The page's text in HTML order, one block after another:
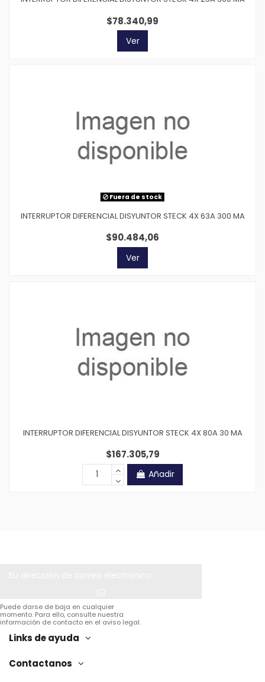
$78.340,99
Ver
Fuera de stock
INTERRUPTOR DIFERENCIAL DISYUNTOR STECK 4X 63A 300 MA
$90.484,06
Ver
INTERRUPTOR DIFERENCIAL DISYUNTOR STECK 4X 80A 30 MA
$167.305,79
Añadir
Puede darse de baja en cualquier
momento. Para ello, consulte nuestra
información de contacto en el aviso legal.
Links de ayuda
Contactanos